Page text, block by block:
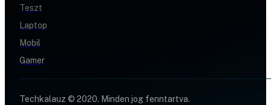
Teszt
Laptop
Mobil
Gamer
Techkalauz © 2020. Minden jog fenntartva.